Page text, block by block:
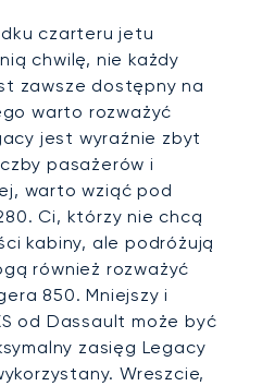
czarteru jetu
chwilę, nie każdy
zawsze dostępny na
warto rozważyć
jest wyraźnie zbyt
pasażerów i
warto wziąć pod
Ci, którzy nie chcą
kabiny, ale podróżują
również rozważyć
850. Mniejszy i
od Dassault może być
zasięg Legacy
Wreszcie,